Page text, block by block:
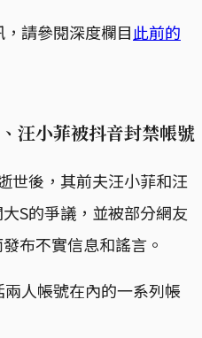
請參閱深度欄目此前的
汪小菲被抖音封禁帳號
世後，其前夫汪小菲和汪
S的爭議，並被部分網友
布不實信息和謠言。
人帳號在內的一系列帳